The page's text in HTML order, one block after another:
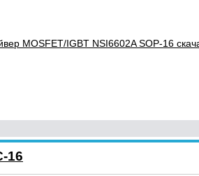
MOSFET/IGBT NSI6602A SOP-16
16